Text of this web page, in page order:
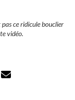
ce ridicule bouclier
vidéo.